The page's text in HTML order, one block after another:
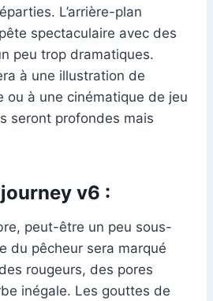
L’arrière-plan
spectaculaire avec des
peu trop dramatiques.
à une illustration de
ou à une cinématique de jeu
seront profondes mais
v6 :
peut-être un peu sous-
du pêcheur sera marqué
rougeurs, des pores
inégale. Les gouttes de